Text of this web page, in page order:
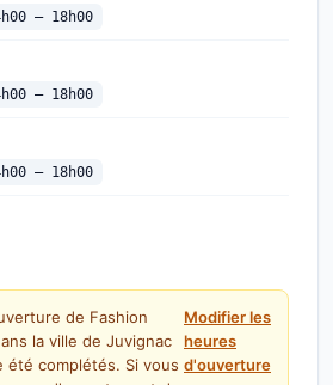
— 18h00
— 18h00
— 18h00
de Fashion
la ville de Juvignac
été complétés. Si vous
Modifier les
heures
d'ouverture